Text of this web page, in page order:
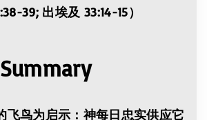
39; 出埃及 33:14-15）
飞鸟为启示：神每日忠实供应它